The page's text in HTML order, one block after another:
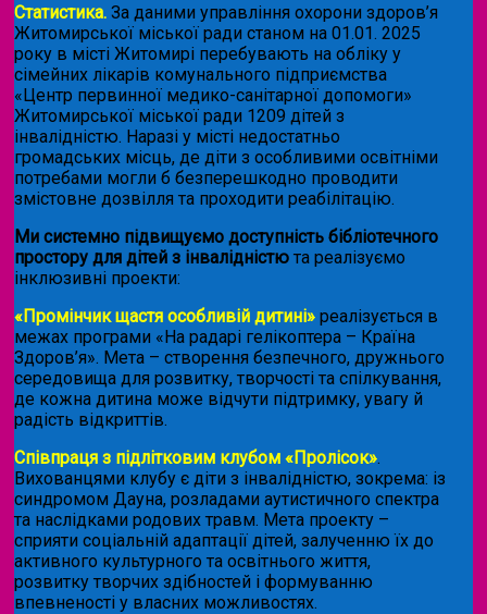
Статистика. За даними управління охорони здоров’я
Житомирської міської ради станом на 01.01. 2025
року в місті Житомирі перебувають на обліку у
сімейних лікарів комунального підприємства
«Центр первинної медико-санітарної допомоги»
Житомирської міської ради 1209 дітей з
інвалідністю. Наразі у місті недостатньо
громадських місць, де діти з особливими освітніми
потребами могли б безперешкодно проводити
змістовне дозвілля та проходити реабілітацію.
Ми системно підвищуємо доступність бібліотечного
простору для дітей з інвалідністю та реалізуємо
інклюзивні проекти:
«Промінчик щастя особливій дитині» реалізується в
межах програми «На радарі гелікоптера – Країна
Здоров’я». Мета – створення безпечного, дружнього
середовища для розвитку, творчості та спілкування,
де кожна дитина може відчути підтримку, увагу й
радість відкриттів.
Співпраця з підлітковим клубом «Пролісок».
Вихованцями клубу є діти з інвалідністю, зокрема: із
синдромом Дауна, розладами аутистичного спектра
та наслідками родових травм. Мета проекту –
сприяти соціальній адаптації дітей, залученню їх до
активного культурного та освітнього життя,
розвитку творчих здібностей і формуванню
впевненості у власних можливостях.